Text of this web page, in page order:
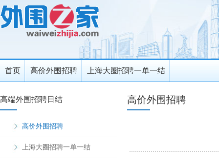
首页 高价外围招聘 上海大圈招聘一单一结
高端外围招聘日结
高价外围招聘
上海大圈招聘一单一结
高价外围招聘